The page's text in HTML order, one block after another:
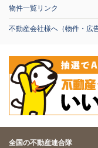
物件一覧リンク
不動産会社様へ（物件・広
全国の不動産連合隊